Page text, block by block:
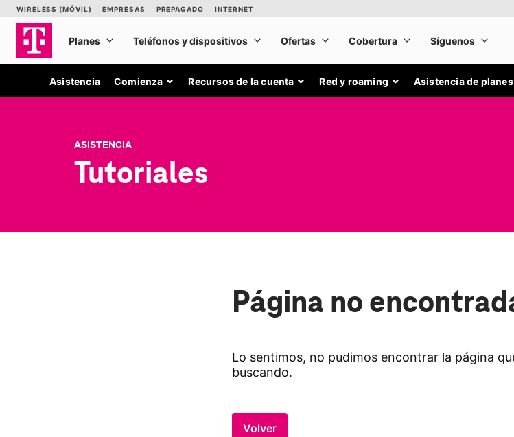
Asistencia Comienza Recursos de la cuenta Red y roaming Asistencia de planes
ASISTENCIA
Tutoriales